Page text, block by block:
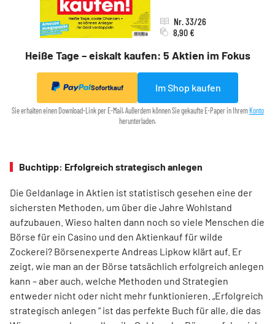
Heiße Tage – eiskalt kaufen: 5 Aktien im Fokus
Nr. 33/26
8,90 €
Sofortkauf Im Shop kaufen
Sie erhalten einen Download-Link per E-Mail. Außerdem können Sie gekaufte E-Paper in Ihrem Konto
herunterladen.
Buchtipp: Erfolgreich strategisch anlegen
Die Geldanlage in Aktien ist statistisch gesehen eine der
sichersten Methoden, um über die Jahre Wohlstand
aufzubauen. Wieso halten dann noch so viele Menschen die
Börse für ein Casino und den Aktienkauf für wilde
Zockerei? Börsenexperte Andreas Lipkow klärt auf. Er
zeigt, wie man an der Börse tatsächlich erfolgreich anlegen
kann – aber auch, welche Methoden und Strategien
entweder nicht oder nicht mehr funktionieren. „Erfolgreich
strategisch anlegen “ ist das perfekte Buch für alle, die das